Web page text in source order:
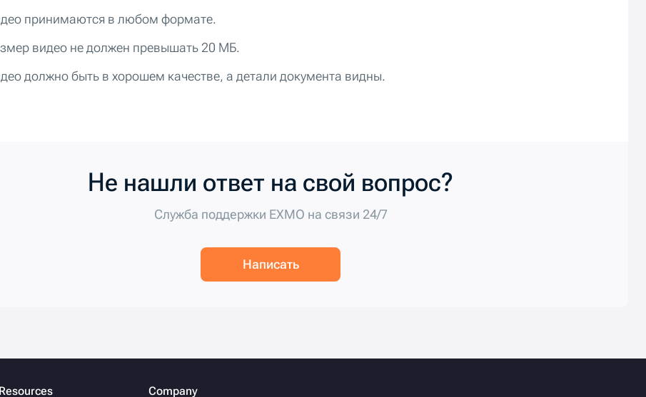
принимаются в любом формате.
видео не должен превышать 20 МБ.
должно быть в хорошем качестве, а детали документа видны.
Не нашли ответ на свой вопрос?
Служба поддержки EXMO на связи 24/7
Написать
Resources Company